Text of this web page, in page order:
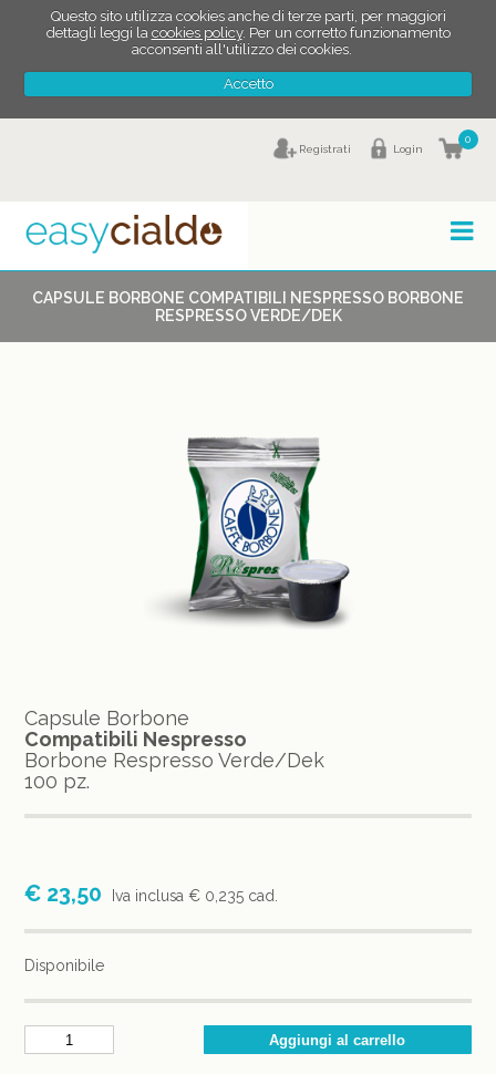
Questo sito utilizza cookies anche di terze parti, per maggiori
dettagli leggi la cookies policy. Per un corretto funzionamento
acconsenti all'utilizzo dei cookies.
Accetto
0
Login
Registrati
CAPSULE BORBONE COMPATIBILI NESPRESSO BORBONE
RESPRESSO VERDE/DEK
Capsule Borbone
Compatibili Nespresso
Borbone Respresso Verde/Dek
100 pz.
€ 23,50 Iva inclusa€ 0,235 cad.
Disponibile